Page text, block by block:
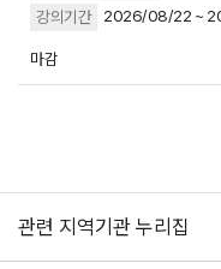
마감
2026/08/22 ~